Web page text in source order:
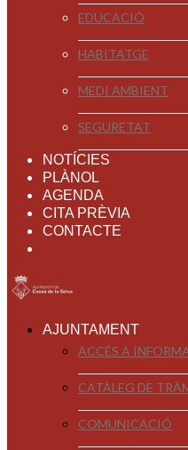
EDUCACIÓ
HABITATGE
MEDI AMBIENT
SEGURETAT
NOTÍCIES
PLÀNOL
AGENDA
CITA PRÈVIA
CONTACTE
AJUNTAMENT
ACCÉS A
CATÀLEG DE
COMUNICACIÓ